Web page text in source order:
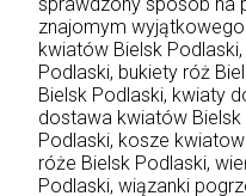
znajomym
kwiatów Bielsk
Podlaski, bukiety róż
Bielsk Podlaski, kwiaty
dostawa kwiatów
Podlaski, kosze
róże Bielsk Podlaski,
Podlaski, wiązanki